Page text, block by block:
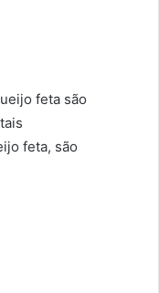
feta são
feta, são